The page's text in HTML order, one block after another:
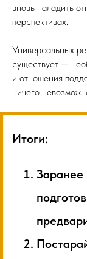
вновь наладить
перспективах.
Универсальных
существует —
и отношения
ничего
Итоги:
Заранее